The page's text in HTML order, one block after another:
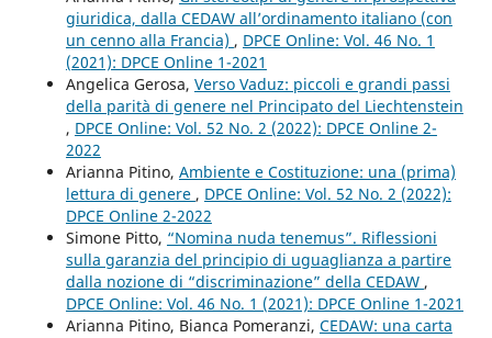
giuridica, dalla CEDAW all’ordinamento italiano (con
un cenno alla Francia) , DPCE Online: Vol. 46 No. 1
(2021): DPCE Online 1-2021
Angelica Gerosa, Verso Vaduz: piccoli e grandi passi
della parità di genere nel Principato del Liechtenstein
, DPCE Online: Vol. 52 No. 2 (2022): DPCE Online 2-
2022
Arianna Pitino, Ambiente e Costituzione: una (prima)
lettura di genere , DPCE Online: Vol. 52 No. 2 (2022):
DPCE Online 2-2022
Simone Pitto, “Nomina nuda tenemus”. Riflessioni
sulla garanzia del principio di uguaglianza a partire
dalla nozione di “discriminazione” della CEDAW ,
DPCE Online: Vol. 46 No. 1 (2021): DPCE Online 1-2021
Arianna Pitino, Bianca Pomeranzi, CEDAW: una carta